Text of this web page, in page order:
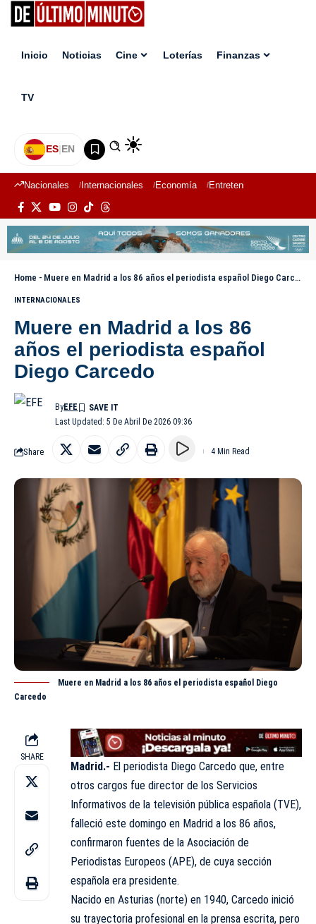
Inicio Noticias Cine Loterías Finanzas
TV
ES|EN
Nacionales Internacionales Economía Entretenimiento
Home - Muere en Madrid a los 86 años el periodista español Diego Carcedo
INTERNACIONALES
Muere en Madrid a los 86
años el periodista español
Diego Carcedo
Last Updated: 5 De Abril De 2026 09:36
ByEFE
Share 4 Min Read
Muere en Madrid a los 86 años el periodista español Diego
Carcedo
SHARE
Madrid.- El periodista Diego Carcedo que, entre
otros cargos fue director de los Servicios
Informativos de la televisión pública española (TVE),
falleció este domingo en Madrid a los 86 años,
confirmaron fuentes de la Asociación de
Periodistas Europeos (APE), de cuya sección
española era presidente.
Nacido en Asturias (norte) en 1940, Carcedo inició
su trayectoria profesional en la prensa escrita, pero